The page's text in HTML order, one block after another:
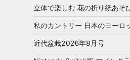
立体で楽しむ 花の折り紙あそ
私のカントリー 日本のヨーロ
近代盆栽2026年8月号